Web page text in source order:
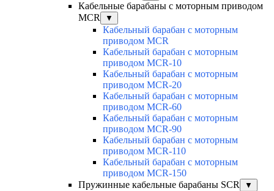
Кабельные барабаны с моторным приводом
MCR
▼
Кабельный барабан с моторным
приводом MCR
Кабельный барабан с моторным
приводом MCR-10
Кабельный барабан с моторным
приводом MCR-20
Кабельный барабан с моторным
приводом MCR-60
Кабельный барабан с моторным
приводом MCR-90
Кабельный барабан с моторным
приводом MCR-110
Кабельный барабан с моторным
приводом MCR-150
Пружинные кабельные барабаны SCR
▼